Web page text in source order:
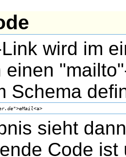
wird im
einen
Schema
">eMail <a>
sieht
Code